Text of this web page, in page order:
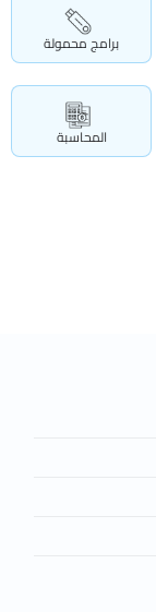
برامج محمولة
المحاسبة